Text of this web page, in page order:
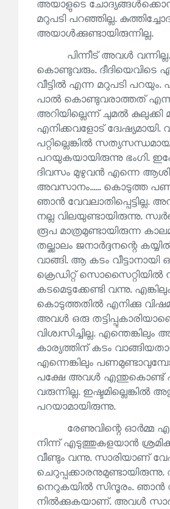
അയാളുടെ
മറുപടി പറഞ്ഞില്ല.
അയാൾക്കുണ്ടായിരുന്നില്ല.
പിന്നീട് അവൾ
കൊണ്ടുവരും. ദീദിയെവിടെ
വീട്ടിൽ എന്ന മറുപടി പറയും.
പാൽ കൊണ്ടുവരാത്തത്
അറിയില്ലെന്ന് ചുമൽ കുലുക്കി
എനിക്കവളോട് ദ്വേഷ്യമായി.
പറ്റില്ലെങ്കിൽ
പറയുകയായിരുന്നു ഭംഗി.
ദിവസം മുഴുവൻ എന്നെ
അവസാനം...... കൊടുത്ത
ഞാൻ വേവലാതിപ്പെട്ടില്ല.
നല്ല വിലയുണ്ടായിരുന്നു.
രൂപ മാത്രമുണ്ടായിരുന്ന
തല്ക്കാലം ജനാർദ്ദനന്റെ
വാങ്ങി. ആ കടം
ക്രെഡിറ്റ് സൊസൈറ്റിയിൽ
കടമെടുക്കേണ്ടി വന്നു.
കൊടുത്തതിൽ എനിക്കു
അവൾ ഒരു
വിശ്വസിച്ചില്ല. എന്തെങ്കിലും
കാര്യത്തിന് കടം
എന്നെങ്കിലും
പക്ഷേ അവൾ എന്തുകൊണ്ട്
വരുന്നില്ല. ഇഷ്ടമില്ലെങ്കിൽ
പറയാമായിരുന്നു.
രേണുവിന്റെ ഓർമ്മ
നിന്ന് എടുത്തുകളയാൻ
വീണ്ടും വന്നു. സാരിയാണ്
നെറുകയിൽ സിന്ദൂരം. ഞാൻ
നിൽക്കുകയാണ്. അവൾ